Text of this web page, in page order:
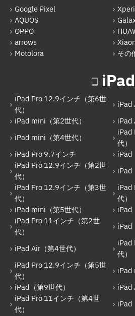
iPad Pro 12.9インチ（第1世代
iPad Pro 12.9インチ（第3世代
iPad Pro 11インチ（第1世代）
iPad mini（第5世代）
iPad（第7世代）
iPad Air（第4世代）
iPad Pro 12.9インチ（第5世代）
iPad mini（第6世代）
iPad（第9世代）
Google Pixel
AQUOS
OPPO
arrows
Motolora
その
iPad
iPad Pro 12.9インチ（第6世
代）
iPad
iPad mini（第2世代）
iPad
iPad mini（第4世代）
iPad
代）
iPad Pro 9.7インチ
iPad
iPad Pro 12.9インチ（第2世
代）
iPad
iPad Pro 12.9インチ（第3世
代）
iPad
代）
iPad mini（第5世代）
iPad
iPad Pro 11インチ（第2世
代）
iPad
iPad Air（第4世代）
iPad
代）
iPad Pro 12.9インチ（第5世
代）
iPad
iPad（第9世代）
iPad
iPad Pro 11インチ（第4世
代）
iPad